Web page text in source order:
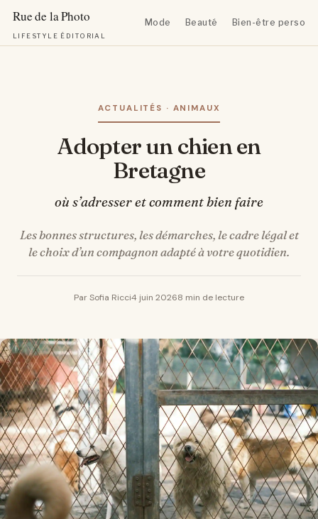
LIFESTYLE ÉDITORIAL
Mode Beauté Bien-être
ACTUALITÉS · ANIMAUX
Adopter un chien en
Bretagne
où s’adresser et comment bien faire
Les bonnes structures, les démarches, le cadre légal et
le choix d’un compagnon adapté à votre quotidien.
Par Sofia Ricci4 juin 20268 min de lecture